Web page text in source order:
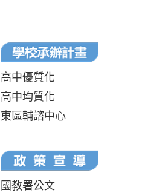
高中優質化
高中均質化
東區輔諮中心
國教署公文